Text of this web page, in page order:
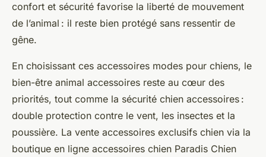
confort et sécurité favorise la liberté de mouvement
de l’animal : il reste bien protégé sans ressentir de
gêne.
En choisissant ces accessoires modes pour chiens, le
bien-être animal accessoires reste au cœur des
priorités, tout comme la sécurité chien accessoires :
double protection contre le vent, les insectes et la
poussière. La vente accessoires exclusifs chien via la
boutique en ligne accessoires chien Paradis Chien